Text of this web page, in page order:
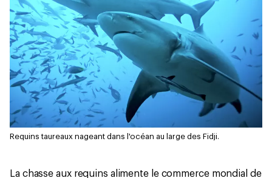
Requins taureaux nageant dans l'océan au large des Fidji.
La chasse aux requins alimente le commerce mondial de